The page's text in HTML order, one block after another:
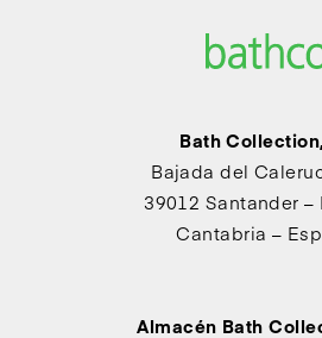
Bath
Bajada del
39012 Santander –
Cantabria –
Almacén Bath